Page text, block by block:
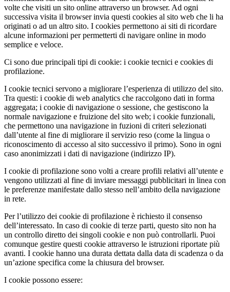
volte che visiti un sito online attraverso un browser. Ad ogni
successiva visita il browser invia questi cookies al sito web che li ha
originati o ad un altro sito. I cookies permettono ai siti di ricordare
alcune informazioni per permetterti di navigare online in modo
semplice e veloce.
Ci sono due principali tipi di cookie: i cookie tecnici e cookies di
profilazione.
I cookie tecnici servono a migliorare l’esperienza di utilizzo del sito.
Tra questi: i cookie di web analytics che raccolgono dati in forma
aggregata; i cookie di navigazione o sessione, che gestiscono la
normale navigazione e fruizione del sito web; i cookie funzionali,
che permettono una navigazione in fuzioni di criteri selezionati
dall’utente al fine di migliorare il servizio reso (come la lingua o
riconoscimento di accesso al sito successivo il primo). Sono in ogni
caso anonimizzati i dati di navigazione (indirizzo IP).
I cookie di profilazione sono volti a creare profili relativi all’utente e
vengono utilizzati al fine di inviare messaggi pubblicitari in linea con
le preferenze manifestate dallo stesso nell’ambito della navigazione
in rete.
Per l’utilizzo dei cookie di profilazione è richiesto il consenso
dell’interessato. In caso di cookie di terze parti, questo sito non ha
un controllo diretto dei singoli cookie e non può controllarli. Puoi
comunque gestire questi cookie attraverso le istruzioni riportate più
avanti. I cookie hanno una durata dettata dalla data di scadenza o da
un’azione specifica come la chiusura del browser.
I cookie possono essere: